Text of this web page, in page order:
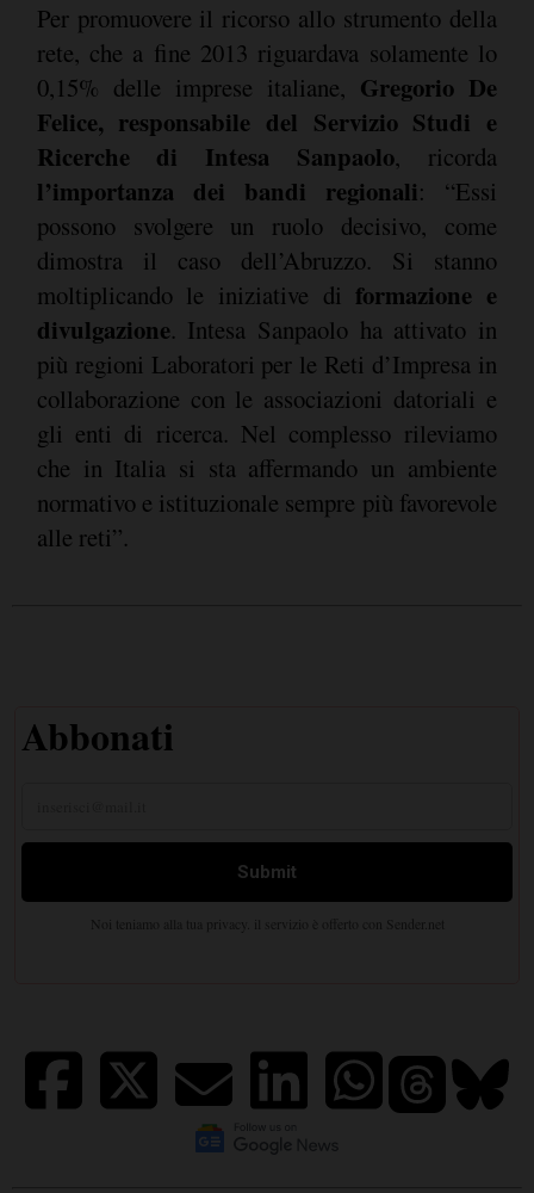
Per promuovere il ricorso allo strumento della
rete, che a fine 2013 riguardava solamente lo
0,15% delle imprese italiane, Gregorio De
Felice, responsabile del Servizio Studi e
Ricerche di Intesa Sanpaolo, ricorda
l’importanza dei bandi regionali: “Essi
possono svolgere un ruolo decisivo, come
dimostra il caso dell’Abruzzo. Si stanno
moltiplicando le iniziative di formazione e
divulgazione. Intesa Sanpaolo ha attivato in
più regioni Laboratori per le Reti d’Impresa in
collaborazione con le associazioni datoriali e
gli enti di ricerca. Nel complesso rileviamo
che in Italia si sta affermando un ambiente
normativo e istituzionale sempre più favorevole
alle reti”.